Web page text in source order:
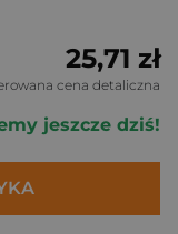
25,71 zł
cena detaliczna
jeszcze dziś!